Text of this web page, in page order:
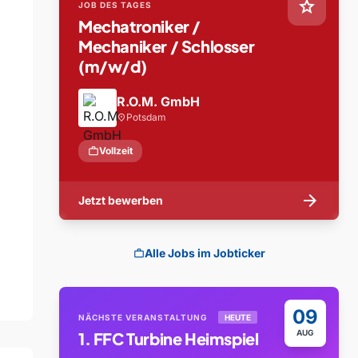
star
JOB DES TAGES
Mechatroniker /
Mechaniker / Schlosser
(m/w/d)
R.O.M. GmbH
location_on Potsdam
workVollzeit
Jetzt bewerben arrow_forward
workAlle Jobs im Jobticker
09
AUG
NÄCHSTE VERANSTALTUNG HEUTE
1. FFC Turbine Heimspiel